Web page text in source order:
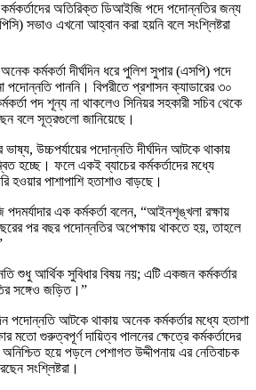
অতিরিক্ত ডিআইজি পদে পদোন্নতির জন্য
সভাও এখনো আহ্বান করা হয়নি বলে সংশ্লিষ্টরা
কর্মকর্তা দীর্ঘদিন ধরে পুলিশ সুপার (এসপি) পদে
পাননি। বিপরীতে প্রশাসন ক্যাডারের ৩০
পদ শূন্য না থাকলেও সিনিয়র সহকারী সচিব থেকে
বলে সূত্রগুলো জানিয়েছে।
ভাষ্য, উচ্চপর্যায়ের পদোন্নতি দীর্ঘদিন আটকে থাকায়
হচ্ছে। ফলে একই ব্যাচের কর্মকর্তাদের মধ্যে
হওয়ার পাশাপাশি হতাশাও বাড়ছে।
এক কর্মকর্তা বলেন, “আইনশৃঙ্খলা রক্ষায়
পর বছর পদোন্নতির অপেক্ষায় থাকতে হয়, তাহলে
শুধু আর্থিক সুবিধার বিষয় নয়; এটি একজন কর্মকর্তার
সঙ্গেও জড়িত।”
পদোন্নতি আটকে থাকায় অনেক কর্মকর্তার মধ্যে হতাশা
মতো গুরুত্বপূর্ণ দায়িত্ব পালনের ক্ষেত্রে কর্মকর্তাদের
হয়ে পড়লে পেশাগত উদ্দীপনায় এর নেতিবাচক
সংশ্লিষ্টরা।